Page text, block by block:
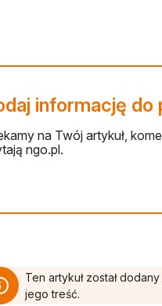
informację do
na Twój artykuł,
ngo.pl.
Ten artykuł został
jego treść.